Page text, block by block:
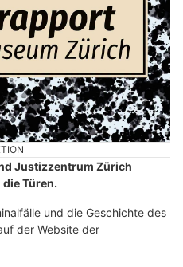
Justizzentrum Zürich
Türen.
und die Geschichte des
der Website der